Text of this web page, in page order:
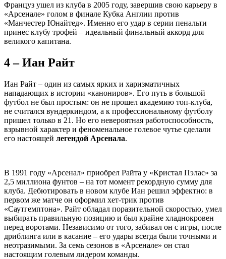
Француз ушел из клуба в 2005 году, завершив свою карьеру в
«Арсенале» голом в финале Кубка Англии против
«Манчестер Юнайтед». Именно его удар в серии пенальти
принес клубу трофей – идеальный финальный аккорд для
великого капитана.
4 – Иан Райт
Иан Райт – один из самых ярких и харизматичных
нападающих в истории «канониров». Его путь в большой
футбол не был простым: он не прошел академию топ-клуба,
не считался вундеркиндом, а к профессиональному футболу
пришел только в 21. Но его невероятная работоспособность,
взрывной характер и феноменальное голевое чутье сделали
его настоящей легендой Арсенала.
В 1991 году «Арсенал» приобрел Райта у «Кристал Пэлас» за
2,5 миллиона фунтов – на тот момент рекордную сумму для
клуба. Дебютировать в новом клубе Иан решил эффектно: в
первом же матче он оформил хет-трик против
«Саутгемптона». Райт обладал поразительной скоростью, умел
выбирать правильную позицию и был крайне хладнокровен
перед воротами. Независимо от того, забивал он с игры, после
дриблинга или в касание – его удары всегда были точными и
неотразимыми. За семь сезонов в «Арсенале» он стал
настоящим голевым лидером команды.